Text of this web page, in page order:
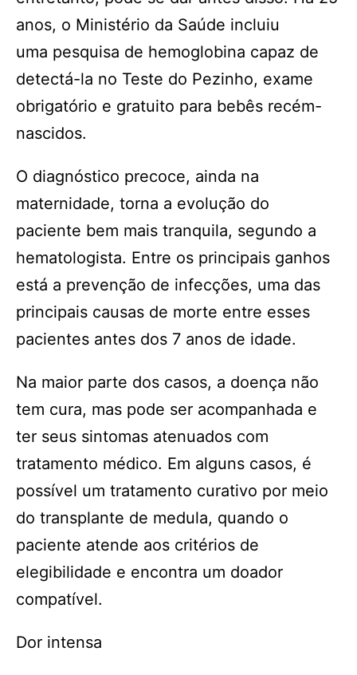
anos, o Ministério da Saúde incluiu
uma pesquisa de hemoglobina capaz de
detectá-la no Teste do Pezinho, exame
obrigatório e gratuito para bebês recém-
nascidos.
O diagnóstico precoce, ainda na
maternidade, torna a evolução do
paciente bem mais tranquila, segundo a
hematologista. Entre os principais ganhos
está a prevenção de infecções, uma das
principais causas de morte entre esses
pacientes antes dos 7 anos de idade.
Na maior parte dos casos, a doença não
tem cura, mas pode ser acompanhada e
ter seus sintomas atenuados com
tratamento médico. Em alguns casos, é
possível um tratamento curativo por meio
do transplante de medula, quando o
paciente atende aos critérios de
elegibilidade e encontra um doador
compatível.
Dor intensa